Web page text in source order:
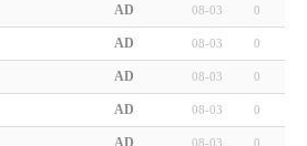
AD 08-03 0
AD 08-03 0
AD 08-03 0
AD 08-03 0
AD 08-03 0